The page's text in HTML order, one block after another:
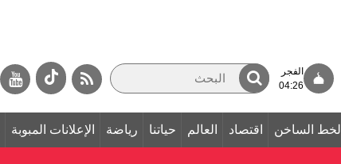
الفجر
04:26
الخط الساخن اقتصاد العالم حياتنا رياضة الإعلانات المبوبة